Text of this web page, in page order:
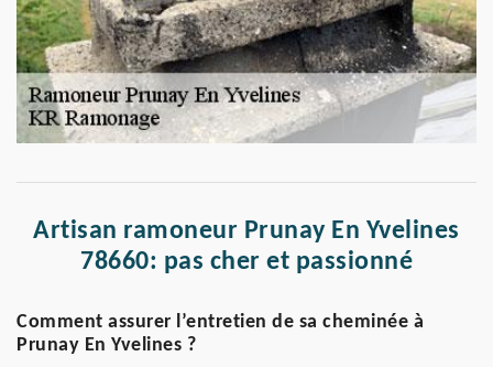
Artisan ramoneur Prunay En Yvelines
78660: pas cher et passionné
Comment assurer l’entretien de sa cheminée à
Prunay En Yvelines ?